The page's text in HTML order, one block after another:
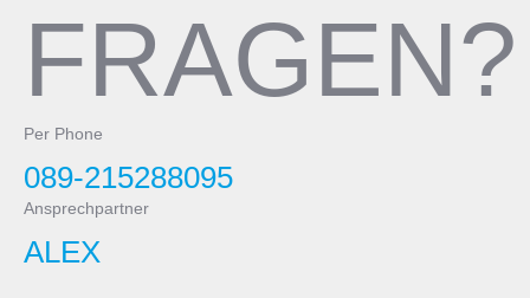
FRAGEN?
Per Phone
089-215288095
Ansprechpartner
ALEX